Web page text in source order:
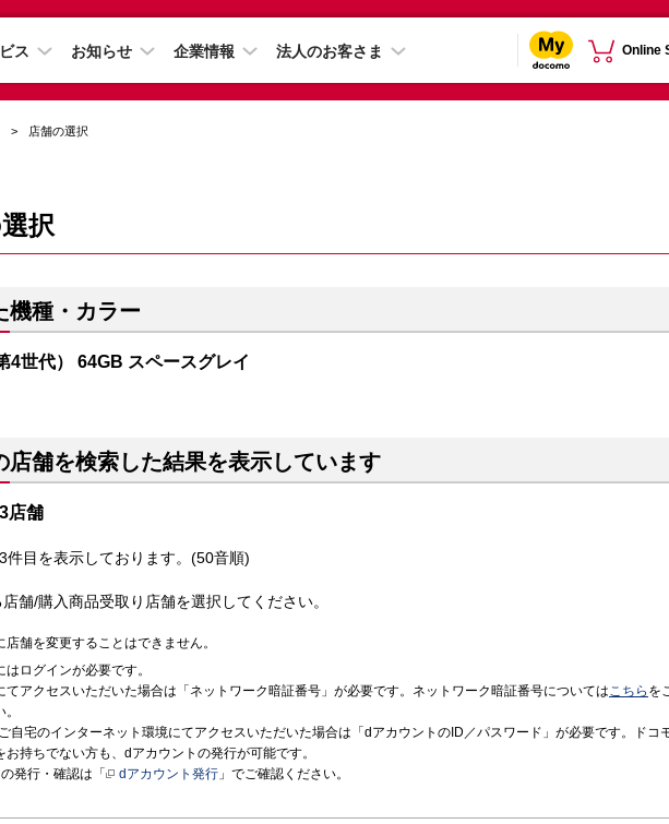
ス お知らせ 企業情報 法人のお客さま Online
店舗の選択
択
機種・カラー
4世代） 64GB スペースグレイ
店舗を検索した結果を表示しています
店舗
件目を表示しております。(50音順)
舗/購入商品受取り店舗を選択してください。
店舗を変更することはできません。
ログインが必要です。
てアクセスいただいた場合は「ネットワーク暗証番号」が必要です。ネットワーク暗証番号についてはこちら を
自宅のインターネット環境にてアクセスいただいた場合は「dアカウントのID／パスワード」が必要です。ドコ
お持ちでない方も、dアカウントの発行が可能です。
発行・確認は「
dアカウント発行 」でご確認ください。